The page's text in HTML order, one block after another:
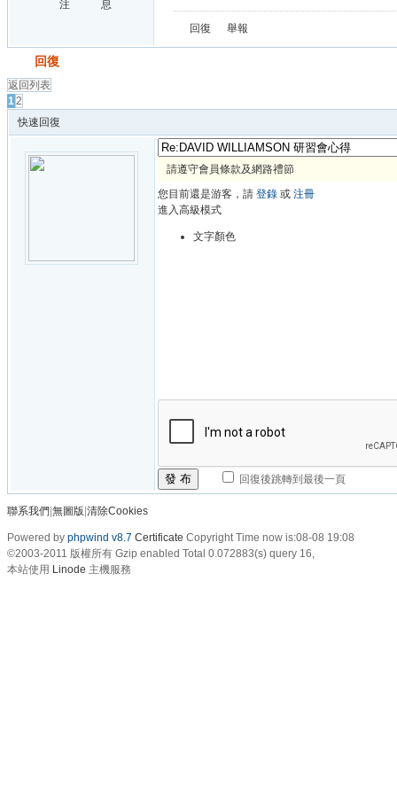
注
息
回復 舉報
回復
返回列表
12
快速回復
請遵守會員條款及網路禮節
您目前還是游客，請 登錄 或 注冊
進入高級模式
文字顏色
發 布 回復後跳轉到最後一頁
聯系我們 無圖版 清除Cookies
Powered by phpwind v8.7 Certificate Copyright Time now is:08-08 19:08
©2003-2011 版權所有 Gzip enabled Total 0.072883(s) query 16,
本站使用 Linode 主機服務